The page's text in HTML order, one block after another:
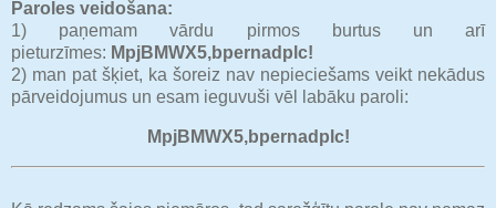
Paroles veidošana:
1) paņemam vārdu pirmos burtus un arī
pieturzīmes: MpjBMWX5,bpernadplc!
2) man pat šķiet, ka šoreiz nav nepieciešams veikt nekādus
pārveidojumus un esam ieguvuši vēl labāku paroli:
MpjBMWX5,bpernadplc!